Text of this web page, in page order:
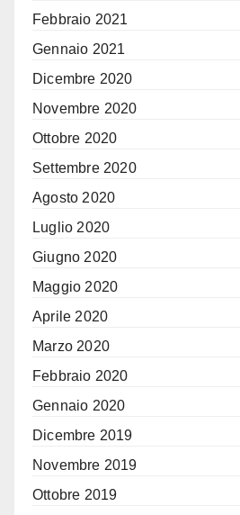
Febbraio 2021
Gennaio 2021
Dicembre 2020
Novembre 2020
Ottobre 2020
Settembre 2020
Agosto 2020
Luglio 2020
Giugno 2020
Maggio 2020
Aprile 2020
Marzo 2020
Febbraio 2020
Gennaio 2020
Dicembre 2019
Novembre 2019
Ottobre 2019